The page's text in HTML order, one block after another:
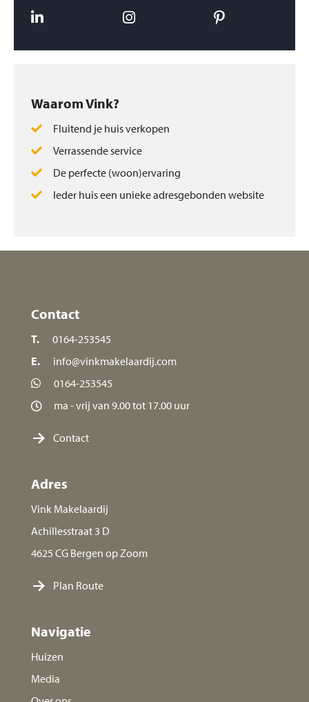
Waarom Vink?
Fluitend je huis verkopen
Verrassende service
De perfecte (woon)ervaring
Ieder huis een unieke adresgebonden website
Contact
T.
0164-253545
E.
info@vinkmakelaardij.com
0164-253545
ma - vrij van 9.00 tot 17.00 uur
Contact
Adres
Vink Makelaardij
Achillesstraat 3 D
4625 CG Bergen op Zoom
Plan Route
Navigatie
Huizen
Media